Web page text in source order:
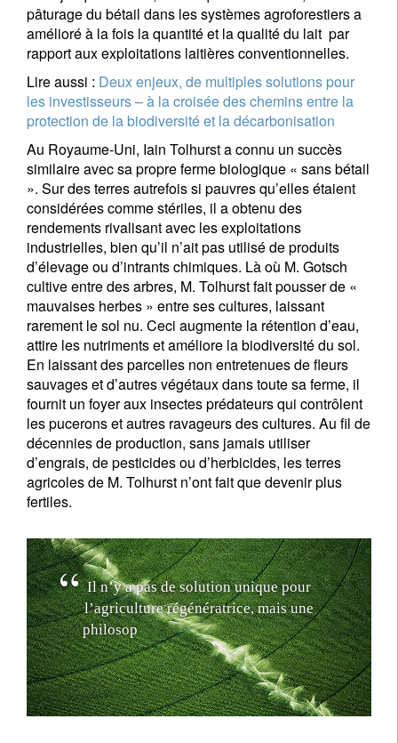
pâturage du bétail dans les systèmes agroforestiers a
amélioré à la fois la quantité et la qualité du lait par
rapport aux exploitations laitières conventionnelles.
Lire aussi : Deux enjeux, de multiples solutions pour
les investisseurs – à la croisée des chemins entre la
protection de la biodiversité et la décarbonisation
Au Royaume-Uni, Iain Tolhurst a connu un succès
similaire avec sa propre ferme biologique « sans bétail
». Sur des terres autrefois si pauvres qu’elles étaient
considérées comme stériles, il a obtenu des
rendements rivalisant avec les exploitations
industrielles, bien qu’il n’ait pas utilisé de produits
d’élevage ou d’intrants chimiques. Là où M. Gotsch
cultive entre des arbres, M. Tolhurst fait pousser de «
mauvaises herbes » entre ses cultures, laissant
rarement le sol nu. Ceci augmente la rétention d’eau,
attire les nutriments et améliore la biodiversité du sol.
En laissant des parcelles non entretenues de fleurs
sauvages et d’autres végétaux dans toute sa ferme, il
fournit un foyer aux insectes prédateurs qui contrôlent
les pucerons et autres ravageurs des cultures. Au fil de
décennies de production, sans jamais utiliser
d’engrais, de pesticides ou d’herbicides, les terres
agricoles de M. Tolhurst n’ont fait que devenir plus
fertiles.
Il n’y a pas de solution unique pour
l’agriculture régénératrice, mais une
philosophie commune, qui consiste à
travaill